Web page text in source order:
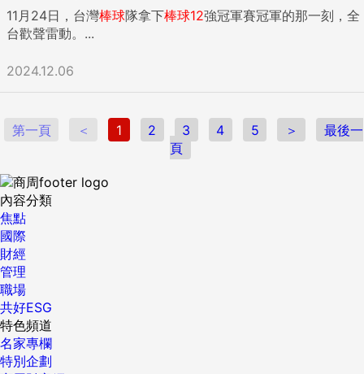
11月24日，台灣棒球隊拿下棒球12強冠軍賽冠軍的那一刻，全
台歡聲雷動。...
2024.12.06
第一頁 ＜ 1 2 3 4 5 ＞
最後一
頁
內容分類
焦點
國際
財經
管理
職場
共好ESG
特色頻道
名家專欄
特別企劃